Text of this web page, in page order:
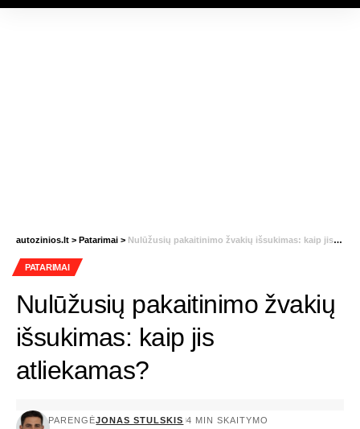
autozinios.lt > Patarimai > Nulūžusių pakaitinimo žvakių išsukimas: kaip jis atliekamas?
PATARIMAI
Nulūžusių pakaitinimo žvakių
išsukimas: kaip jis
atliekamas?
PARENGĖJONAS STULSKIS 4 MIN SKAITYMO